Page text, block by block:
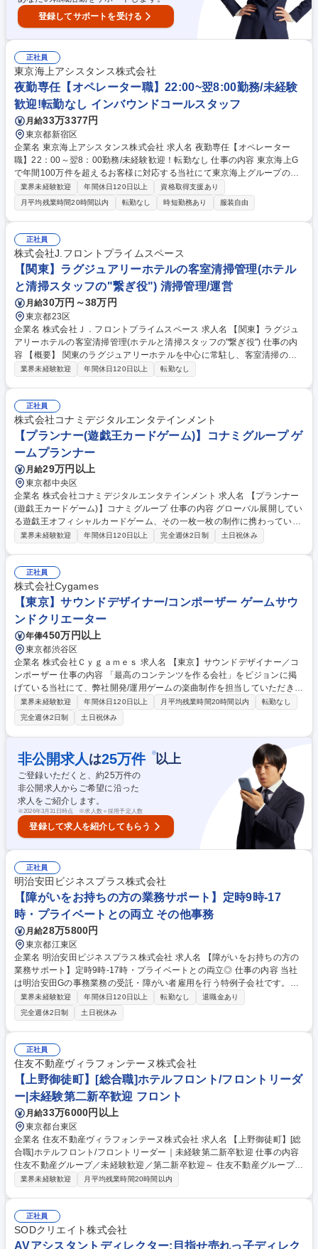
登録してサポートを受ける
正社員
東京海上アシスタンス株式会社
夜勤専任【オペレーター職】22:00~翌8:00勤務/未経験
歓迎!転勤なし インバウンドコールスタッフ
月給33万3377円
東京都新宿区
企業名 東京海上アシスタンス株式会社 求人名 夜勤専任【オペレーター
職】22：00～翌8：00勤務/未経験歓迎！転勤なし 仕事の内容 東京海上G
で年間100万件を超えるお客様に対応する当社にて東京海上グループの自
動車保険加入者からの車に関するトラブル（自動車事故や故障等）のお電
話に対応していただきます。 【詳細】自動車の故障や事故に遭われたお客
様からお電話を受け、サービスの手配に必要な情報の収集を行います。ト
ークマニュアルに沿って状況を詳細にヒアリングを行っていただきます。
情報が揃い次第、ヒアリング内容を専用のシステムに入力し専門部署が修
理サービス・レッカー・レンタカーなどを手配します。★突然のトラブル
で不安に思われているお客様に対し、丁寧な対応と安心をお届けします！
募集職種 夜勤専任【オペレーター職】22：00～翌8：00勤務/未経験歓
迎！転勤なし
業界未経験歓迎 年間休日120日以上
資格取得支援あり
月平均残業時間20時間以内
転勤なし 時短勤務あり 服装自由
正社員
株式会社J.フロントプライムスペース
【関東】ラグジュアリーホテルの客室清掃管理(ホテル
と清掃スタッフの"繋ぎ役") 清掃管理/運営
月給30万円～38万円
東京都23区
企業名 株式会社Ｊ．フロントプライムスペース 求人名 【関東】ラグジュ
アリーホテルの客室清掃管理(ホテルと清掃スタッフの"繋ぎ役") 仕事の内
容 【概要】 関東のラグジュアリーホテルを中心に常駐し、客室清掃の管
理業務全般を担当いたします。ホテルと清掃スタッフの繋ぎ役として、清
の打合せ（スタッフ数の検討、清掃道具の調達・補充、トラブル共有 ほ
か）■清掃スタッフのマネジメント（勤怠や教育、モチベーションなど）
■清掃オペレーションの管理・改善 ■マニュアル作成（動画、紙資料な
掃スタッフの"繋ぎ役")
業界未経験歓迎 年間休日120日以上 転勤なし
正社員
株式会社コナミデジタルエンタテインメント
【プランナー(遊戯王カードゲーム)】コナミグループ ゲ
ームプランナー
月給29万円以上
東京都中央区
企業名 株式会社コナミデジタルエンタテインメント 求人名 【プランナー
(遊戯王カードゲーム)】コナミグループ 仕事の内容 グローバル展開してい
る遊戯王オフィシャルカードゲーム、その一枚一枚の制作に携わっていた
だきます。 個別のカードの制作の他、テーマとしてのカード制作、各カー
ょう！ ※業務内容の変更範囲：当社業務全般 募集職種 【プランナー(遊戯
王カードゲーム)】コナミグループ
業界未経験歓迎 年間休日120日以上 完全週休2日制 土日祝休み
正社員
株式会社Cygames
【東京】サウンドデザイナー/コンポーザー ゲームサウ
ンドクリエーター
年俸450万円以上
東京都渋谷区
企業名 株式会社Ｃｙｇａｍｅｓ 求人名 【東京】サウンドデザイナー／コ
ンポーザー 仕事の内容 「最高のコンテンツを作る会社」をビジョンに掲
げている当社にて、弊社開発/運用ゲームの楽曲制作を担当していただきま
す。社外への制作依頼や管理・ディレクション業務をお任せすることもご
ざいます。 【関連記事】・STAFF VOICE:『チャレンジできる環境のある
会社。』 https://magazine.cygames.co.jp/staffvoice/7355 【歓迎】・オー
ケストラなどの生楽器音源の収録経験 【求める人物像】・ゲーム全般が好
きでやりこんでいる方・ゲームや映像における音楽全般に精通している
方・忍耐強く音楽作りの出来る方・自分の音楽性を持っている方 募集職種
【東京】サウンドデザイナー／コンポーザー
業界未経験歓迎 年間休日120日以上 月平均残業時間20時間以内
転勤なし
完全週休2日制
土日祝休み
非公開求人 は25万件 ※以上
ご登録いただくと、約25万件の
非公開求人からご希望に沿った
求人をご紹介します。
※2026年3月31日時点 ※求人数＝採用予定人数
登録して求人を紹介してもらう
正社員
明治安田ビジネスプラス株式会社
【障がいをお持ちの方の業務サポート】定時9時-17
時・プライベートとの両立 その他事務
月給28万5800円
東京都江東区
企業名 明治安田ビジネスプラス株式会社 求人名 【障がいをお持ちの方の
業務サポート】定時9時-17時・プライベートとの両立◎ 仕事の内容 当社
は明治安田Gの事務業務の受託・障がい者雇用を行う特例子会社です。事
務作業の直接的サポートではなく、メンバーが効率的に業務を進めるため
のマネジメントをお任せします。メンバー約310名に対して、トレ ーナー
は約60名在籍。複数のトレーナーでチームを組んで対応するため、一人で
抱え込む状況が発生しない組織作りをしています。 【詳細】■メンバーの
適性等を基に業務の割り振り/創出/切り出し■質問対応・マニュアル作成■
定期面談■業務量集計など◎メンバーは軽度障がい(精神、知的)の方が中心
で、基本的に「働く力」のある方を面接で判断し採用しているため、トラ
ブル対応等は多くありません◎※変更の範囲:当社業務全般 募集職種 【障
がいをお持ちの方の業務サポート】定時9時-17時・プライベートとの両立
◎
業界未経験歓迎 年間休日120日以上 転勤なし
退職金あり
完全週休2日制
土日祝休み
正社員
住友不動産ヴィラフォンテーヌ株式会社
【上野御徒町】[総合職]ホテルフロント/フロントリーダ
ー|未経験第二新卒歓迎 フロント
月給33万6000円以上
東京都台東区
企業名 住友不動産ヴィラフォンテーヌ株式会社 求人名 【上野御徒町】[総
合職]ホテルフロント/フロントリーダー｜未経験第二新卒歓迎 仕事の内容
住友不動産グループ／未経験歓迎／第二新卒歓迎～ 住友不動産グループの
当社でホテルフロント業務をお任せします。適性に応じてフロント一般職
任せします。 ・チェックイン・チェックアウト対応業務 ・予約受付、問
い合わせ、お客様要望への対応業務 ・請求書等の事務処理業務 ・稼動・
売上管理、客室対応、安全管理等の業務 募集職種 【上野御徒町】[総合職]
業界未経験歓迎 月平均残業時間20時間以内
正社員
SODクリエイト株式会社
AVアシスタントディレクター:目指せ売れっ子ディレク